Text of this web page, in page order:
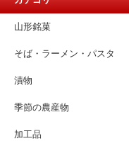
山形銘菓
そば・ラーメン・パスタ
漬物
季節の農産物
加工品